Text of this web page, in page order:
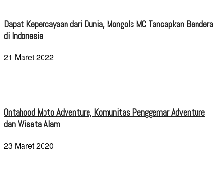
Dapat Kepercayaan dari Dunia, Mongols MC Tancapkan Bendera
di Indonesia
21 Maret 2022
Ontahood Moto Adventure, Komunitas Penggemar Adventure
dan Wisata Alam
23 Maret 2020